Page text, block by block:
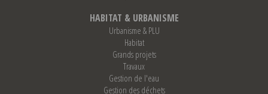
HABITAT & URBANISME
Urbanisme & PLU
Habitat
Grands projets
Travaux
Gestion de l'eau
Gestion des déchets